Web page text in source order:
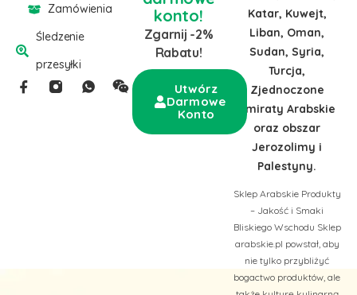
Zamówienia
Śledzenie
przesyłki
Katar, Kuwejt,
Liban, Oman,
Sudan, Syria,
Turcja,
Zjednoczone
Emiraty Arabskie
oraz obszar
Jerozolimy i
Palestyny.
Sklep Arabskie Produkty
– Jakość i Smaki
Bliskiego Wschodu Sklep
arabskie.pl powstał, aby
nie tylko przybliżyć
bogactwo produktów, ale
konto!
Zgarnij -2%
Rabatu!
Utwórz
Darmowe
Konto